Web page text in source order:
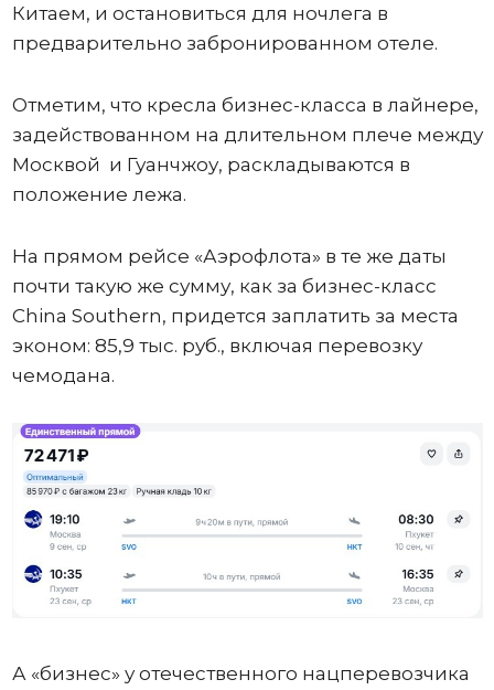
Китаем, и остановиться для ночлега в
предварительно забронированном отеле.
Отметим, что кресла бизнес-класса в лайнере,
задействованном на длительном плече между
Москвой и Гуанчжоу, раскладываются в
положение лежа.
На прямом рейсе «Аэрофлота» в те же даты
почти такую же сумму, как за бизнес-класс
China Southern, придется заплатить за места
эконом: 85,9 тыс. руб., включая перевозку
чемодана.
А «бизнес» у отечественного нацперевозчика